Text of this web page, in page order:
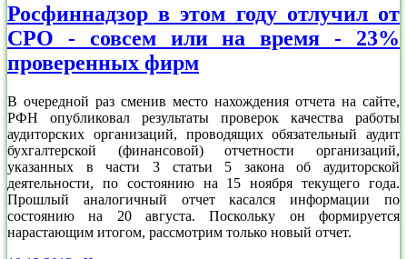
Росфиннадзор в этом году отлучил от
СРО - совсем или на время - 23%
проверенных фирм
В очередной раз сменив место нахождения отчета на сайте,
РФН опубликовал результаты проверок качества работы
аудиторских организаций, проводящих обязательный аудит
бухгалтерской (финансовой) отчетности организаций,
указанных в части 3 статьи 5 закона об аудиторской
деятельности, по состоянию на 15 ноября текущего года.
Прошлый аналогичный отчет касался информации по
состоянию на 20 августа. Поскольку он формируется
нарастающим итогом, рассмотрим только новый отчет.